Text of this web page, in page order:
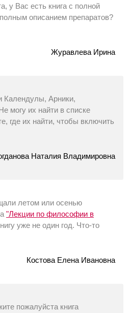
у Вас есть книга с полной
описанием препаратов?
Журавлева Ирина
Календулы, Арники,
могу их найти в списке
где их найти, чтобы включить
Наталия Владимировна
летом или осенью
"Лекции по философии в
уже не один год. Что-то
Костова Елена Ивановна
пожалуйста книга